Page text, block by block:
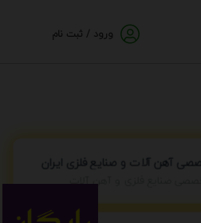
ورود / ثبت نام
آهن آلات و صنایع فلزی ایران
صنایع فلزی و آهن آلات